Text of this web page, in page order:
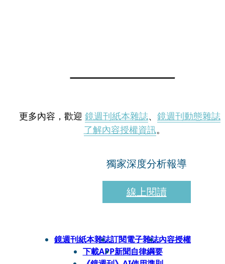
更多內容，歡迎 鏡週刊紙本雜誌、 鏡週刊動態雜誌
了解內容授權資訊。
獨家深度分析報導
線上閱讀
鏡週刊紙本雜誌訂閱電子雜誌內容授權
下載APP新聞自律綱要